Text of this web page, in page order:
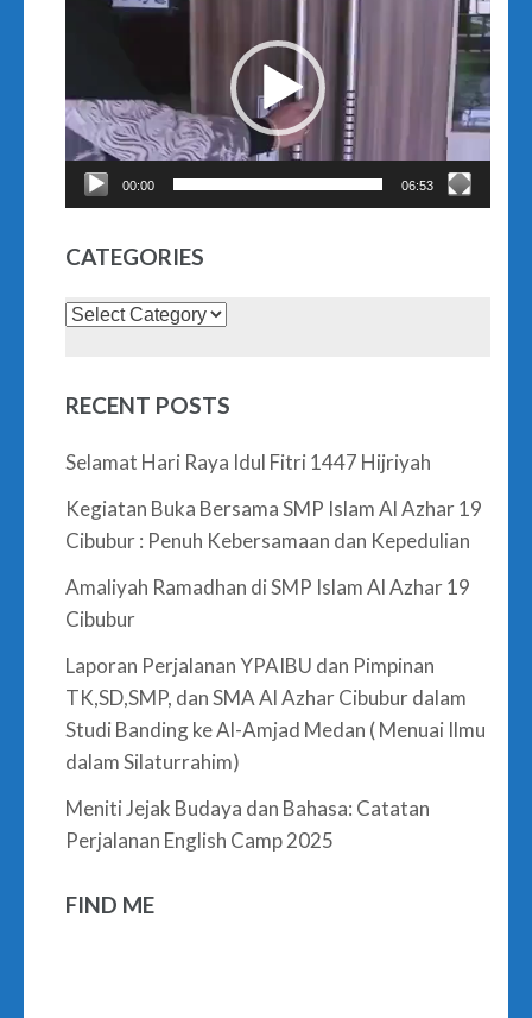
Player
00:00 06:53
CATEGORIES
Categories
RECENT POSTS
Selamat Hari Raya Idul Fitri 1447 Hijriyah
Kegiatan Buka Bersama SMP Islam Al Azhar 19
Cibubur : Penuh Kebersamaan dan Kepedulian
Amaliyah Ramadhan di SMP Islam Al Azhar 19
Cibubur
Laporan Perjalanan YPAIBU dan Pimpinan
TK,SD,SMP, dan SMA Al Azhar Cibubur dalam
Studi Banding ke Al-Amjad Medan ( Menuai Ilmu
dalam Silaturrahim)
Meniti Jejak Budaya dan Bahasa: Catatan
Perjalanan English Camp 2025
FIND ME